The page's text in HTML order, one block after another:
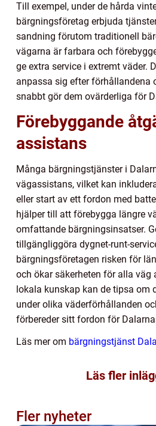
Till exempel, under de hårda
bärgningsföretag erbjuda
sandning förutom traditionell
vägarna är farbara och
ge extra service i extremt väder.
anpassa sig efter förhållandena
snabbt gör dem ovärderliga för
Förebyggande
assistans
Många bärgningstjänster i
vägassistans, vilket kan
eller start av ett fordon med
hjälper till att förebygga längre
omfattande bärgningsinsatser.
tillgängliggöra dygnet-runt-
bärgningsföretagen risken för
och ökar säkerheten för alla väg
lokala kunskap kan de tipsa om
under olika väderförhållanden
förbereder sitt fordon för
Läs mer om bärgningstjänst
Läs fler
Fler nyheter